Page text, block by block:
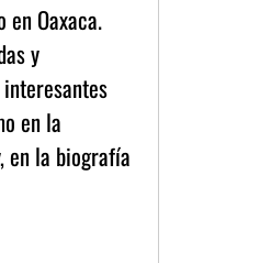
Oaxaca.
y
en la
en la biografía